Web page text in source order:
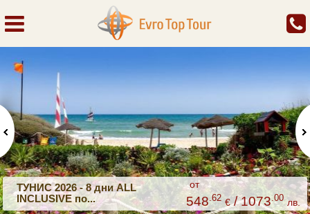
ТУНИС 2026 - 8 дни ALL
INCLUSIVE по...
от
548.62 €/ 1073.00 лв.